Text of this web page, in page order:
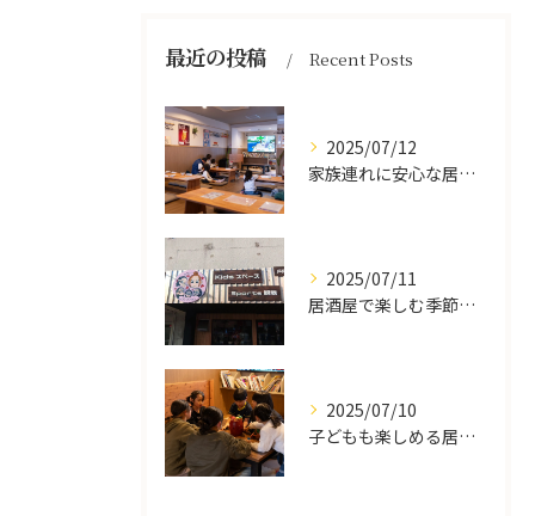
最近の投稿 Recent Posts
2025/07/12
家族連れに安心な居酒屋体験
2025/07/11
居酒屋で楽しむ季節の味覚と生中継スポーツ観戦
2025/07/10
子どもも楽しめる居酒屋の魅力